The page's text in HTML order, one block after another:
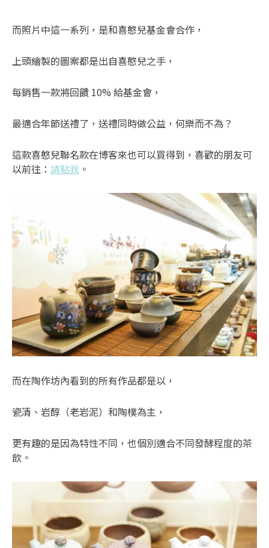
而照片中這一系列，是和喜憨兒基金會合作，
上頭繪製的圖案都是出自喜憨兒之手，
每銷售一款將回饋 10% 給基金會，
最適合年節送禮了，送禮同時做公益，何樂而不為？
這款喜憨兒聯名款在博客來也可以買得到，喜歡的朋友可
以前往： 請點我 。
而在陶作坊內看到的所有作品都是以，
瓷清、岩醇（老岩泥）和陶樸為主，
更有趣的是因為特性不同，也個別適合不同發酵程度的茶
飲。